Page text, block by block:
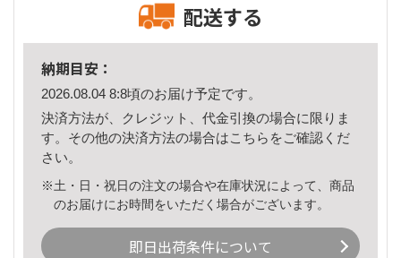
配送する
納期目安：
2026.08.04 8:8頃のお届け予定です。
決済方法が、クレジット、代金引換の場合に限りま
す。その他の決済方法の場合はこちら をご確認くだ
さい。
※土・日・祝日の注文の場合や在庫状況によって、商品
のお届けにお時間をいただく場合がございます。
即日出荷条件について